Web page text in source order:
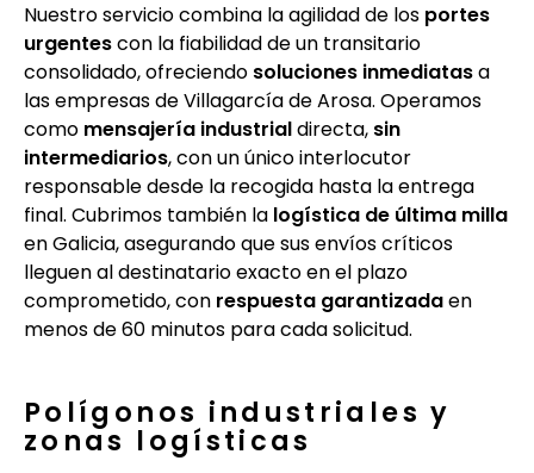
Nuestro servicio combina la agilidad de los portes
urgentescon la fiabilidad de un transitario
consolidado, ofreciendo soluciones inmediatasa
las empresas de Villagarcía de Arosa. Operamos
como mensajería industrialdirecta, sin
intermediarios, con un único interlocutor
responsable desde la recogida hasta la entrega
final. Cubrimos también la logística de última milla
en Galicia, asegurando que sus envíos críticos
lleguen al destinatario exacto en el plazo
comprometido, con respuesta garantizadaen
menos de 60 minutos para cada solicitud.
Polígonos industriales y
zonas logísticas